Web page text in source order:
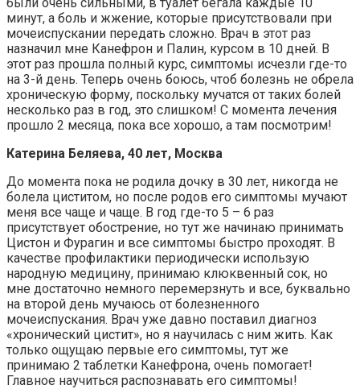
минут, а боль и жжение, которые присутствовали при
мочеиспускании передать сложно. Врач в этот раз
назначил мне Канефрон и Палин, курсом в 10 дней. В
этот раз прошла полный курс, симптомы исчезли где-то
на 3-й день. Теперь очень боюсь, чтоб болезнь не обрела
хроническую форму, поскольку мучатся от таких болей
несколько раз в год, это слишком! С момента лечения
прошло 2 месяца, пока все хорошо, а там посмотрим!
Катерина Беляева, 40 лет, Москва
До момента пока не родила дочку в 30 лет, никогда не
болела циститом, но после родов его симптомы мучают
меня все чаще и чаще. В год где-то 5 – 6 раз
присутствует обострение, но тут же начинаю принимать
Цистон и Фурагин и все симптомы быстро проходят. В
качестве профилактики периодически использую
народную медицину, принимаю клюквенный сок, но
мне достаточно немного перемерзнуть и все, буквально
на второй день мучаюсь от болезненного
мочеиспускания. Врач уже давно поставил диагноз
«хронический цистит», но я научилась с ним жить. Как
только ощущаю первые его симптомы, тут же
принимаю 2 таблетки Канефрона, очень помогает!
Главное научиться распознавать его симптомы!